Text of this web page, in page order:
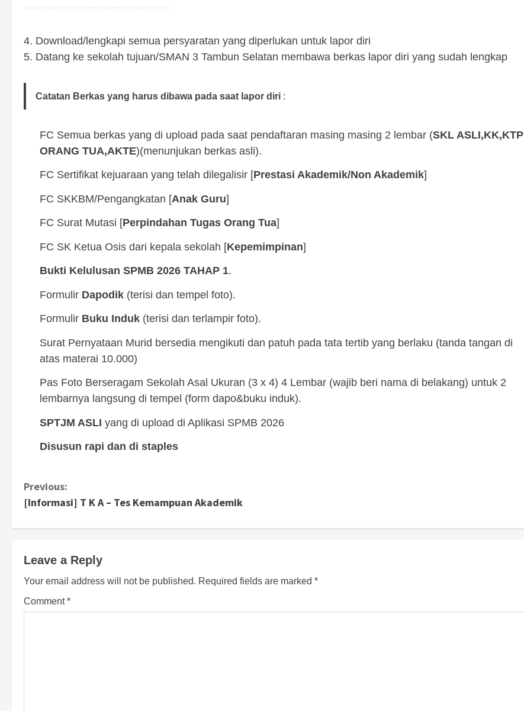
4. Download/lengkapi semua persyaratan yang diperlukan untuk lapor diri
5. Datang ke sekolah tujuan/SMAN 3 Tambun Selatan membawa berkas lapor diri yang sudah lengkap
Catatan Berkas yang harus dibawa pada saat lapor diri :
FC Semua berkas yang di upload pada saat pendaftaran masing masing 2 lembar (SKL ASLI,KK,KTP
ORANG TUA,AKTE)(menunjukan berkas asli).
FC Sertifikat kejuaraan yang telah dilegalisir [Prestasi Akademik/Non Akademik]
FC SKKBM/Pengangkatan [Anak Guru]
FC Surat Mutasi [Perpindahan Tugas Orang Tua]
FC SK Ketua Osis dari kepala sekolah [Kepemimpinan]
Bukti Kelulusan SPMB 2026 TAHAP 1.
Formulir Dapodik (terisi dan tempel foto).
Formulir Buku Induk (terisi dan terlampir foto).
Surat Pernyataan Murid bersedia mengikuti dan patuh pada tata tertib yang berlaku (tanda tangan di
atas materai 10.000)
Pas Foto Berseragam Sekolah Asal Ukuran (3 x 4) 4 Lembar (wajib beri nama di belakang) untuk 2
lembarnya langsung di tempel (form dapo&buku induk).
SPTJM ASLI yang di upload di Aplikasi SPMB 2026
Disusun rapi dan di staples
C
o
t
i
n
Previous:
[Informasi] T K A – Tes Kemampuan Akademik
Leave a Reply
Your email address will not be published. Required fields are marked *
Comment*